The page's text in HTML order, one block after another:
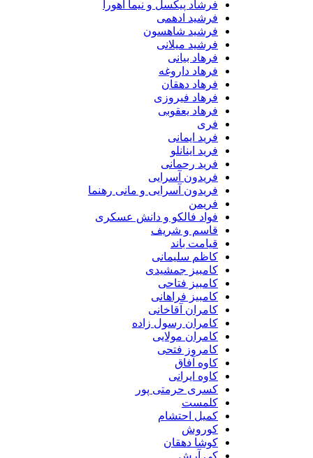
فرشاد پیکسل و نیما اهورا
فرشید ادهمی
فرشید شاهسون
فرشید میلانی
فرهاد بیانی
فرهاد داروغه
فرهاد دهقان
فرهاد فیروزی
فرهاد یعقوبی
فری
فرید ایمانی
فرید اینانلو
فرید رحمانی
فریدون آسرایی
فریدون آسرایی و مانی رهنما
فریمن
فواد فالکو و دانش عسکری
قاسم و شریف
قیامت باند
کاظم سلیمانی
کامبیز جمشیدی
کامبیز فتاحی
کامبیز فراهانی
کامران آقاخانی
کامران رسول زاده
کامران مولایی
کامروز فتحی
کاوه آفاق
کاوه ایرانی
کسری حرمتی پور
کلمست
کمیل احتشام
کوروش
کوشا دهقان
کی آرش